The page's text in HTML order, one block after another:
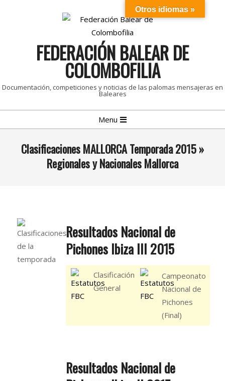
FEDERACIÓN BALEAR DE
COLOMBOFILIA
Documentación, competiciones y noticias de las palomas mensajeras en
Baleares
Navigation
Menu
Clasificaciones MALLORCA Temporada 2015 »
Regionales y Nacionales Mallorca
Resultados Nacional de
Pichones Ibiza III 2015
Clasificación
General
Campeonato
Nacional de
Pichones
(Final)
Resultados Nacional de
Otros idiomas »